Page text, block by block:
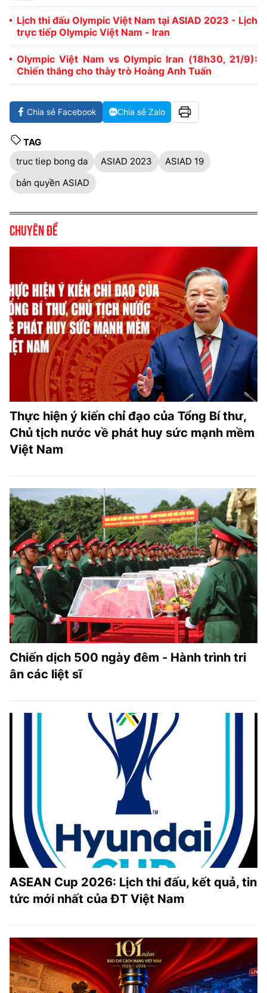
Lịch thi đấu Olympic Việt Nam tại ASIAD 2023 - Lịch
trực tiếp Olympic Việt Nam - Iran
Olympic Việt Nam vs Olympic Iran (18h30, 21/9):
Chiến thắng cho thày trò Hoàng Anh Tuấn
Chia sẻ Facebook Chia sẻ Zalo
TAG
truc tiep bong da
ASIAD 2023
ASIAD 19
bản quyền ASIAD
Chuyên đề
Thực hiện ý kiến chỉ đạo của Tổng Bí thư,
Chủ tịch nước về phát huy sức mạnh mềm
Việt Nam
Chiến dịch 500 ngày đêm - Hành trình tri
ân các liệt sĩ
ASEAN Cup 2026: Lịch thi đấu, kết quả, tin
tức mới nhất của ĐT Việt Nam